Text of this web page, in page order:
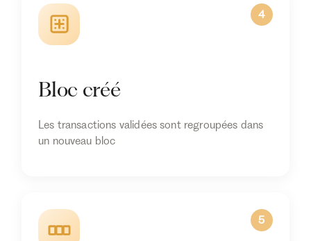
4
Bloc créé
Les transactions validées sont regroupées dans
un nouveau bloc
5